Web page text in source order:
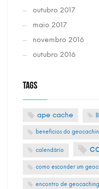
outubro 2017
maio 2017
novembro 2016
outubro 2016
TAGS
ape cache
beneficios do
calendário
como esconder um
encontro de geocaching